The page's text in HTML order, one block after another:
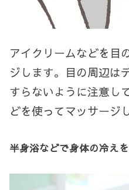
アイクリームなどを目
ジします。目の周辺は
すらないように注意し
どを使ってマッサージ
半身浴などで身体の冷え